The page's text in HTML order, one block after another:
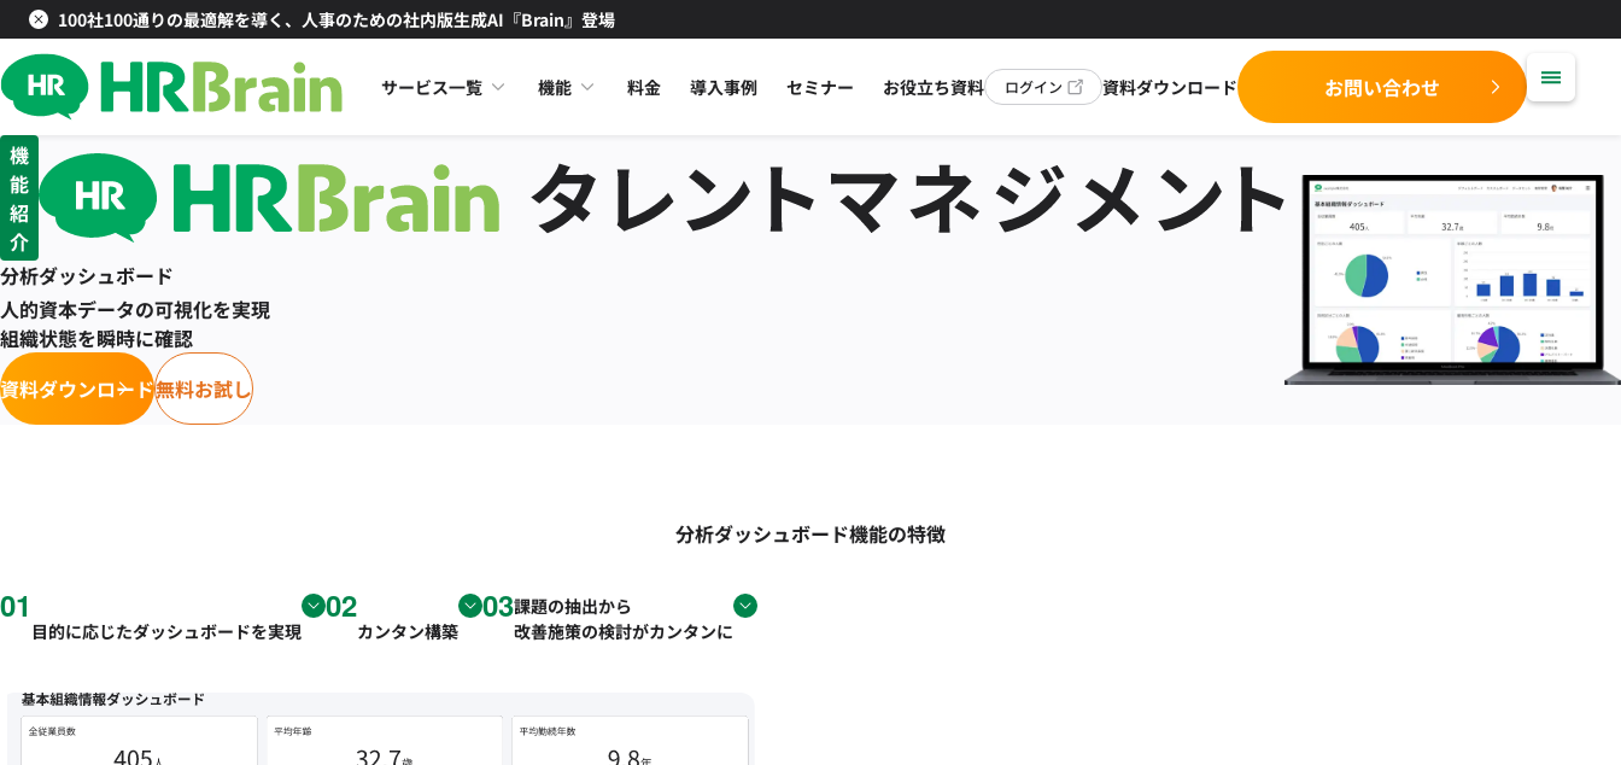
100社100通りの最適解を導く、人事のための社内版生成AI『Brain』登場
サービス一覧 機能 料金 導入事例 セミナー お役立ち資料 ログイン 資料ダウンロード お問い合わせ
機
能
紹
介
分析ダッシュボード
人的資本データの可視化を実現
組織状態を瞬時に確認
資料ダウンロード無料お試し
分析ダッシュボード機能の特徴
01
目的に応じたダッシュボードを実現
02
カンタン構築
03課題の抽出から
改善施策の検討がカンタンに